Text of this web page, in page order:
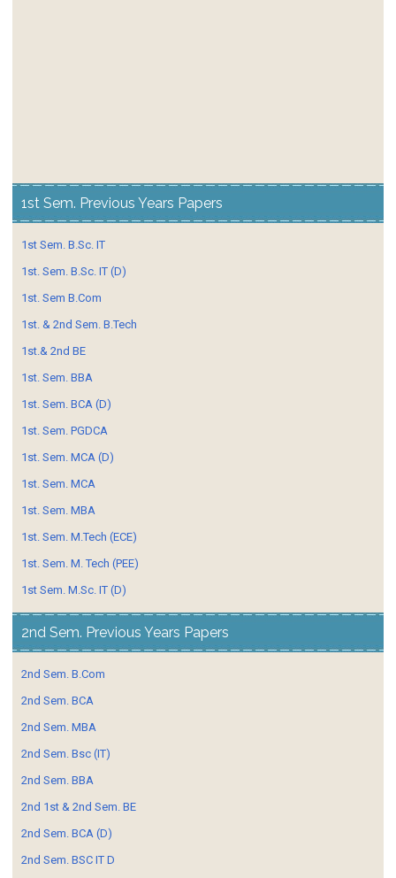
1st Sem. Previous Years Papers
1st Sem. B.Sc. IT
1st. Sem. B.Sc. IT (D)
1st. Sem B.Com
1st. & 2nd Sem. B.Tech
1st.& 2nd BE
1st. Sem. BBA
1st. Sem. BCA (D)
1st. Sem. PGDCA
1st. Sem. MCA (D)
1st. Sem. MCA
1st. Sem. MBA
1st. Sem. M.Tech (ECE)
1st. Sem. M. Tech (PEE)
1st Sem. M.Sc. IT (D)
2nd Sem. Previous Years Papers
2nd Sem. B.Com
2nd Sem. BCA
2nd Sem. MBA
2nd Sem. Bsc (IT)
2nd Sem. BBA
2nd 1st & 2nd Sem. BE
2nd Sem. BCA (D)
2nd Sem. BSC IT D